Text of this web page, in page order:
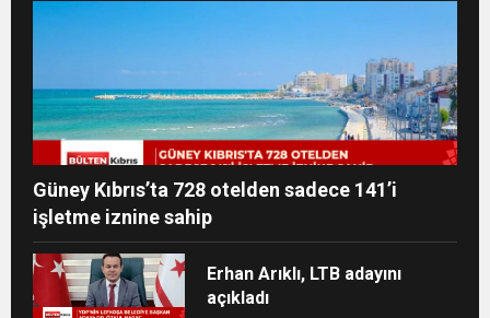
Güney Kıbrıs’ta 728 otelden sadece 141’i
işletme iznine sahip
Erhan Arıklı, LTB adayını
açıkladı